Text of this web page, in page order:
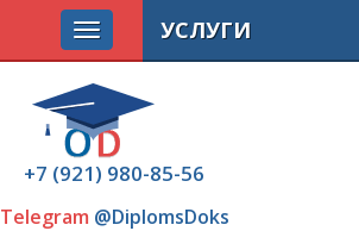
+7 (921) 980-85-56
Telegram @DiplomsDoks
УСЛУГИ